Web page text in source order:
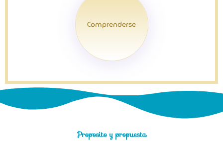
Comprenderse
Proposito y propuesta